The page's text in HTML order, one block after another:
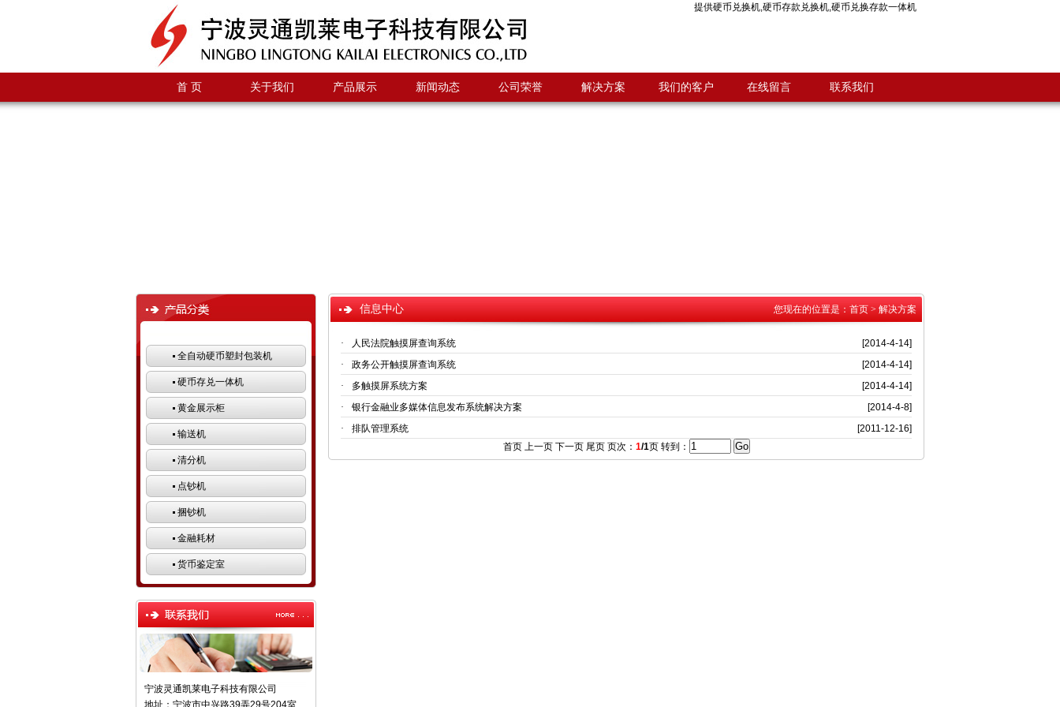
提供硬币兑换机,硬币存款兑换机,硬币兑换存款一体机
首 页 关于我们 产品展示 新闻动态 公司荣誉 解决方案 我们的客户 在线留言 联系我们
全自动硬币塑封包装机
硬币存兑一体机
黄金展示柜
输送机
清分机
点钞机
捆钞机
金融耗材
货币鉴定室
宁波灵通凯莱电子科技有限公司
地址：宁波市中兴路39弄29号204室
信息中心 您现在的位置是： 首页 > 解决方案
[2014-4-14]
·
人民法院触摸屏查询系统
[2014-4-14]
·
政务公开触摸屏查询系统
[2014-4-14]
·
多触摸屏系统方案
[2014-4-8]
·
银行金融业多媒体信息发布系统解决方案
[2011-12-16]
·
排队管理系统
首页 上一页 下一页 尾页 页次： 1/1页 转到：